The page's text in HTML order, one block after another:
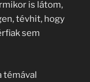
is látom,
tévhit, hogy
sem
témával